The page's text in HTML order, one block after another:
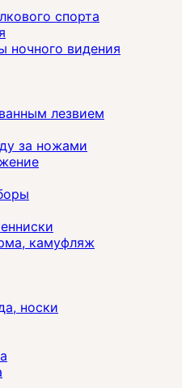
спорта
ночного видения
лезвием
за ножами
камуфляж
носки